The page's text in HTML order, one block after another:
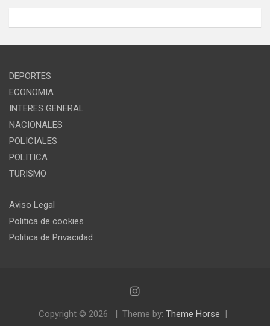
DEPORTES
ECONOMIA
INTERES GENERAL
NACIONALES
POLICIALES
POLITICA
TURISMO
Aviso Legal
Politica de cookies
Politica de Privacidad
Copyright © 2026 Theme by: Theme Horse